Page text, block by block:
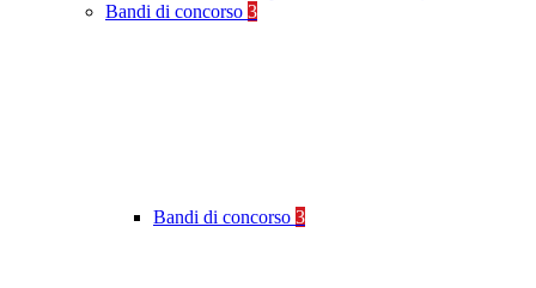
Bandi di concorso 3
Bandi di concorso 3